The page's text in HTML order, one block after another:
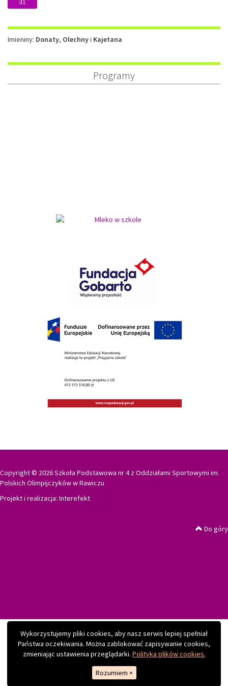
Wykorzystujemy pliki cookies, aby nasz serwis lepiej spełniał
Państwa oczekiwania. Można zablokować zapisywanie cookies,
zmieniając ustawienia przeglądarki. Polityka plików cookies.
Rozumiem ×
Imieniny
Imieniny: Donaty, Olechnyi Kajetana
Programy
Copyright © 2026 Szkoła Podstawowa nr 4 z Oddziałami Sportowymi im.
Polskich Olimpijczyków w Rawiczu
Projekt i realizacja: Interefekt
Do góry